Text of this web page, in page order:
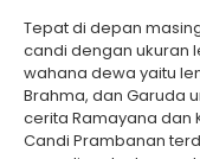
Tepat di depan
candi dengan ukuran
wahana dewa yaitu
Brahma, dan Garuda
cerita Ramayana dan
Candi Prambanan